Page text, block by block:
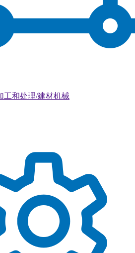
工和处理/建材机械